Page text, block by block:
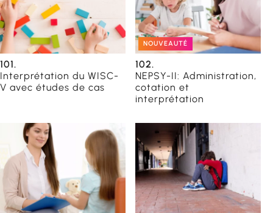
101.
Interprétation du WISC-
V avec études de cas
NOUVEAUTÉ
102.
NEPSY-II: Administration,
cotation et
interprétation